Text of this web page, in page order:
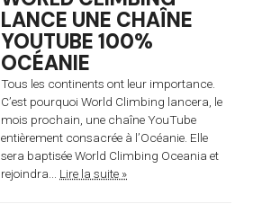
LANCE UNE CHAÎNE
YOUTUBE 100%
OCÉANIE
Tous les continents ont leur importance.
C’est pourquoi World Climbing lancera, le
mois prochain, une chaîne YouTube
entièrement consacrée à l’Océanie. Elle
sera baptisée World Climbing Oceania et
rejoindra... Lire la suite »